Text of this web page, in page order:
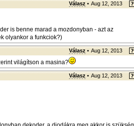
Válasz • Aug 12, 2013
is benne marad a mozdonyban - azt az
olyankor a funkciok?)
Válasz • Aug 12, 2013
világítson a masina?
Válasz • Aug 12, 2013